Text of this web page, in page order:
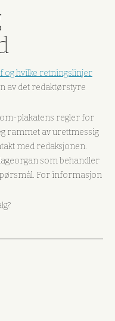
hvilke retningslinjer
av det redaktørstyre
plakatens regler for
rammet av urettmessig
med redaksjonen.
som behandler
For informasjon